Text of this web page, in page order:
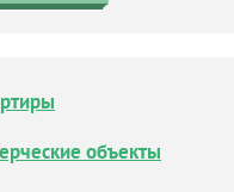
объекты